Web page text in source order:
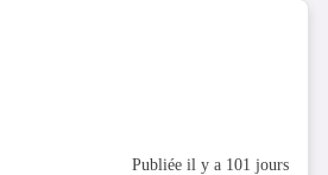
Publiée il y a 101 jours